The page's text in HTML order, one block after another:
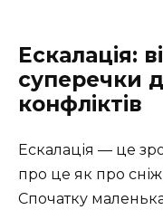
Ескалація:
суперечки
конфліктів
Ескалація — це
про це як про
Спочатку